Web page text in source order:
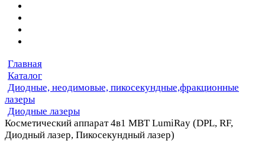
Главная
Каталог
Диодные, неодимовые, пикосекундные,фракционные
лазеры
Диодные лазеры
Косметический аппарат 4в1 MBT LumiRay (DPL, RF,
Диодный лазер, Пикосекундный лазер)